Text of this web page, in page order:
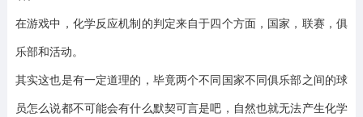
在游戏中，化学反应机制的判定来自于四个方面，国家，联赛，俱
乐部和活动。
其实这也是有一定道理的，毕竟两个不同国家不同俱乐部之间的球
员怎么说都不可能会有什么默契可言是吧，自然也就无法产生化学